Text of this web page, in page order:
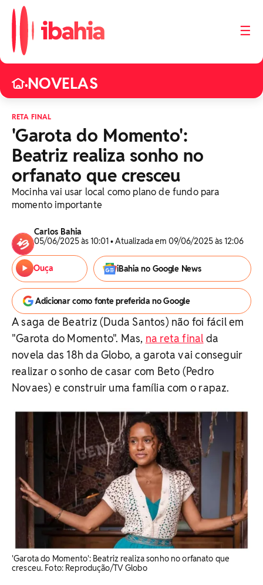
☰
•NOVELAS
RETA FINAL
'Garota do Momento':
Beatriz realiza sonho no
orfanato que cresceu
Mocinha vai usar local como plano de fundo para
momento importante
Carlos Bahia
05/06/2025 às 10:01 • Atualizada em 09/06/2025 às 12:06
Ouça iBahia no Google News
Adicionar como fonte preferida no Google
A saga de Beatriz (Duda Santos) não foi fácil em
"Garota do Momento". Mas, na reta final da
novela das 18h da Globo, a garota vai conseguir
realizar o sonho de casar com Beto (Pedro
Novaes) e construir uma família com o rapaz.
'Garota do Momento': Beatriz realiza sonho no orfanato que
cresceu. ​Foto: Reprodução/TV Globo